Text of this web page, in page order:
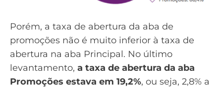
Porém, a taxa de abertura da aba de
promoções não é muito inferior à taxa de
abertura na aba Principal. No último
levantamento, a taxa de abertura da aba
Promoções estava em 19,2%, ou seja, 2,8% a